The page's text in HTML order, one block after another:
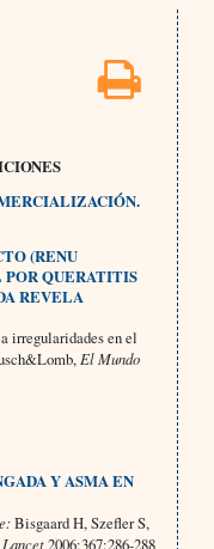
(RENU
QUERATITIS
REVELA
irregularidades en el
El Mundo
Y ASMA EN
Bisgaard H, Szefler S,
Lancet2006;367:286-288